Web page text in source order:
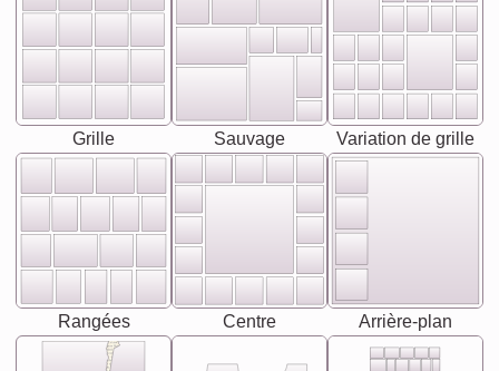
Grille Sauvage Variation de grille
Rangées Centre Arrière-plan